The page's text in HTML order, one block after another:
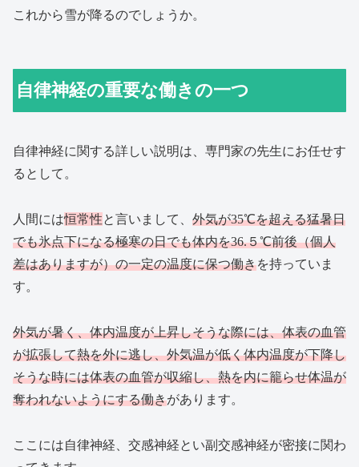
これから雪が降るのでしょうか。
自律神経の重要な働きの一つ
自律神経に関する詳しい説明は、専門家の先生にお任せす
るとして。
人間には恒常性と言いまして、 外気が35℃を超える猛暑日
でも氷点下になる極寒の日でも体内を36.５℃前後（個人
差はありますが）の一定の温度に保つ働きを持っていま
す。
外気が暑く、体内温度が上昇しそうな際には、体表の血管
が拡張して熱を外に逃し、外気温が低く体内温度が下降し
そうな時には体表の血管が収縮し、熱を内に籠らせ体温が
奪われないようにする働きがあります。
ここには自律神経、交感神経とい副交感神経が密接に関わ